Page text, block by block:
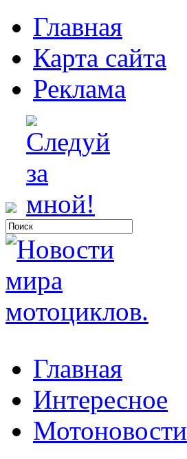
Главная
Карта сайта
Реклама
Главная
Интересное
Мотоновости